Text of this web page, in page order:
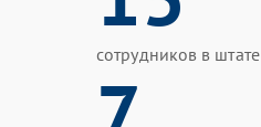
сотрудников в штате